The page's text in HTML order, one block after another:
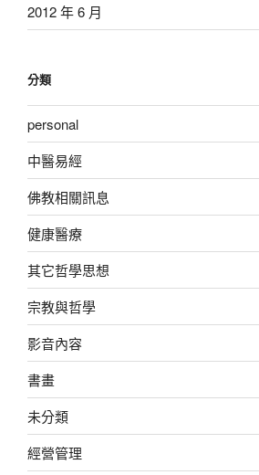
2012 年 6 月
分類
personal
中醫易經
佛教相關訊息
健康醫療
其它哲學思想
宗教與哲學
影音內容
書畫
未分類
經營管理